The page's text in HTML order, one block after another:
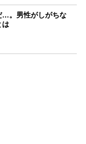
…。男性がしがちな
は